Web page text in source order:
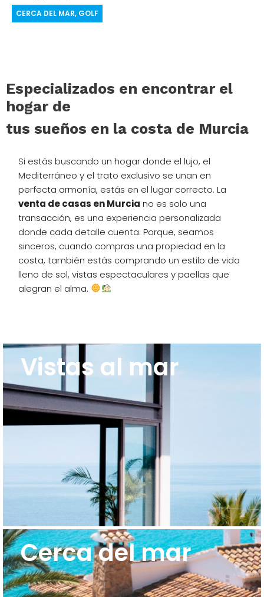
CERCA DEL MAR, GOLF
Especializados en encontrar el
hogar de
tus sueños en la costa de Murcia
Si estás buscando un hogar donde el lujo, el
Mediterráneo y el trato exclusivo se unan en
perfecta armonía, estás en el lugar correcto. La
venta de casas en Murcia no es solo una
transacción, es una experiencia personalizada
donde cada detalle cuenta. Porque, seamos
sinceros, cuando compras una propiedad en la
costa, también estás comprando un estilo de vida
lleno de sol, vistas espectaculares y paellas que
alegran el alma.
Vistas al mar
Cerca del mar